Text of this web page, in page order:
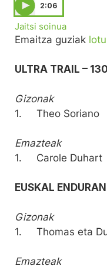
2:06
Jaitsi soinua
Emaitza guziak
ULTRA TRAIL –
Gizonak
1. Theo Soriano
Emazteak
1. Carole Duhart
EUSKAL
Gizonak
1. Thomas eta
Emazteak